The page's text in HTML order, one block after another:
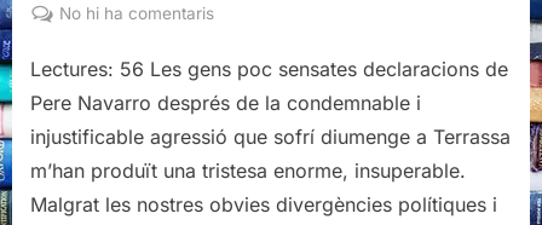
on
No hi ha comentarisa
cop
de
a
la
dignitat
Lectures: 56 Les gens poc sensates declaracions de
Pere Navarro després de la condemnable i
injustificable agressió que sofrí diumenge a Terrassa
m’han produït una tristesa enorme, insuperable.
Malgrat les nostres obvies divergències polítiques i